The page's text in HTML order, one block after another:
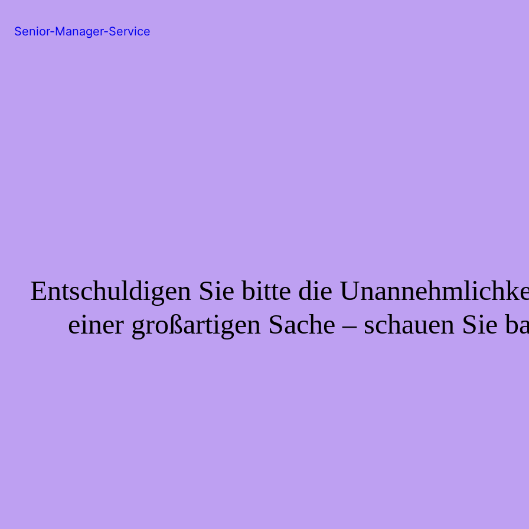
Senior-Manager-Service
Entschuldigen Sie bitte die
einer großartigen Sache – schauen Sie